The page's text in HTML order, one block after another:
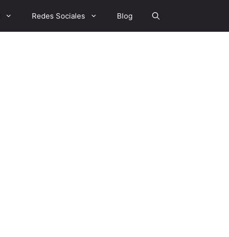
Redes Sociales Blog